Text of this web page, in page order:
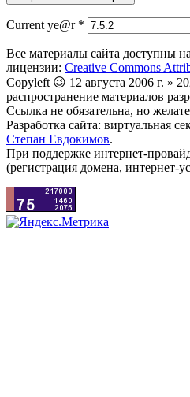
Current ye@r *
Все материалы сайта доступны
лицензии: Creative Commons
Copyleft 😉 12 августа 2006 г. »
распространение материалов
Ссылка не обязательна, но
Разработка сайта: виртуальная
Степан Евдокимов.
При поддержке интернет-
(регистрация домена, интернет-